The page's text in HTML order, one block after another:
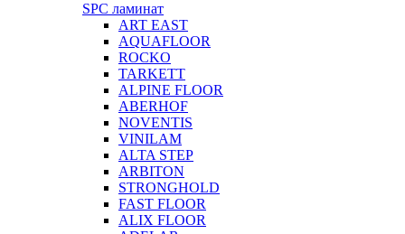
SPC ламинат
ART EAST
AQUAFLOOR
ROCKO
TARKETT
ALPINE FLOOR
ABERHOF
NOVENTIS
VINILAM
ALTA STEP
ARBITON
STRONGHOLD
FAST FLOOR
ALIX FLOOR